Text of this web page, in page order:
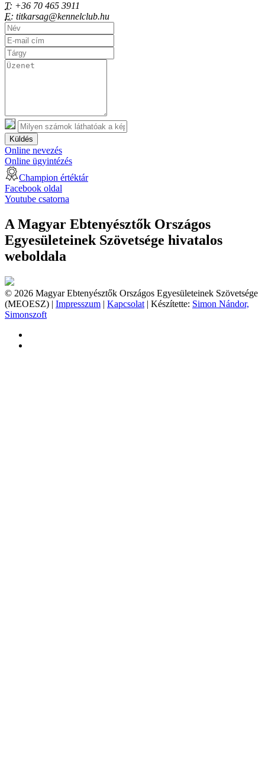
T: +36 70 465 3911
E: titkarsag@kennelclub.hu
Küldés
Online nevezés
Online ügyintézés
Champion értéktár
Facebook oldal
Youtube csatorna
A Magyar Ebtenyésztők Országos
Egyesületeinek Szövetsége hivatalos
weboldala
© 2026 Magyar Ebtenyésztők Országos Egyesületeinek Szövetsége
(MEOESZ) | Impresszum | Kapcsolat | Készítette: Simon Nándor,
Simonszoft